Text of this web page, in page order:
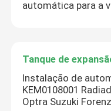
automática para a
Tanque de
Instalação de
KEM0108001
Optra Suzuki